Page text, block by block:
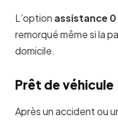
L’option assistance 0
remorqué même si la
domicile.
Prêt de véhicule
Après un accident ou